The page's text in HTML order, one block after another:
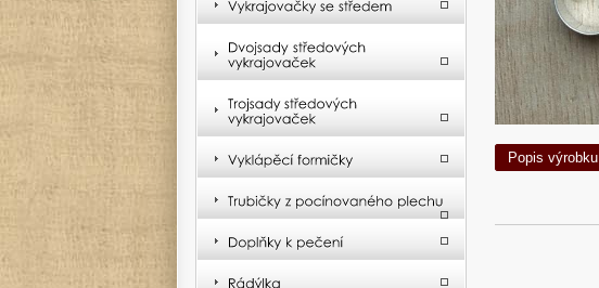
Popis výrobku